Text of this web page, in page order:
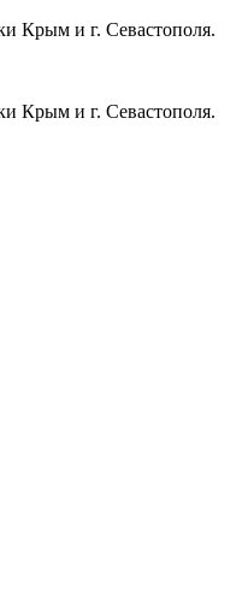
Крым и г. Севастополя.
Крым и г. Севастополя.